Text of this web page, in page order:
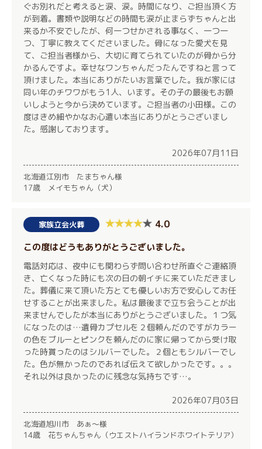
ぐお別れだと考えると涙、涙。時間になり、ご担当頂く方
が到着。書類や説明などの時間も涙が止まらずちゃんと出
来るか不安でしたが、何一つせかされる事なく、一つ一
つ、丁寧に教えてくださいました。骨になった愛犬を見
て、ご担当者様から、大切に育てられていたのが骨から分
かるんですよ。幸せなワンちゃんだったんですねと言って
頂けました。本当にありがたいお言葉でした。我が家には
同い年のチワワがもう1人、います。その子の最後もお願
いしようと今から決めています。ご担当者の小田様。この
度はきめ細やかなお心遣い本当にありがとうございまし
た。感謝しております。
2026年07月11日
北海道江別市 たまちゃん様
17歳 メイモちゃん（犬）
家族立会火葬 4.0
この度はどうもありがとうございました。
電話対応は、夜中にも関わらず問い合わせ所直ぐご連絡頂
き、亡くなった時にも次の日の朝イチに来ていただきまし
た。葬儀に来て頂いた方とても優しいお方で安心してお任
せすることが出来ました。私は最後まで立ち会うことが出
来ませんでしたが本当にありがとうございました。１つ気
になったのは…遺骨カプセルを２個頼んだのですがカラー
の色をブルーとピンクを頼んだのに家に帰ってから受け取
った時貰ったのはシルバーでした。２個ともシルバーでし
た。色が無かったのであれば伝えて欲しかったです。。。
それ以外は良かったのに残念な気持ちです…。
2026年07月03日
北海道旭川市 あぁ～様
14歳 花ちゃんちゃん（ウエストハイランドホワイトテリア）